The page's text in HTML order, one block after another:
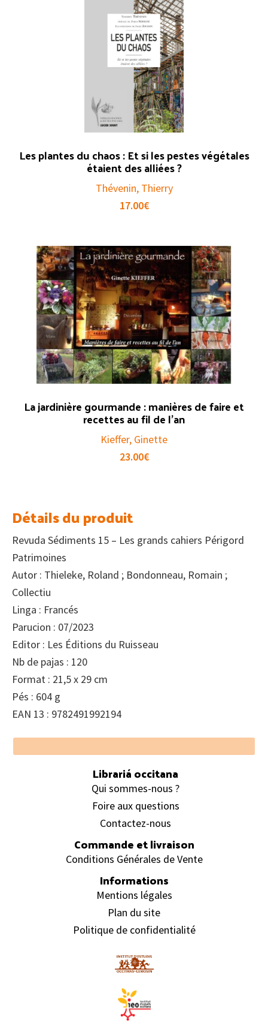
Les plantes du chaos : Et si les pestes végétales
étaient des alliées ?
Thévenin, Thierry
17.00€
La jardinière gourmande : manières de faire et
recettes au fil de l’an
Kieffer, Ginette
23.00€
Détails du produit
Revuda Sédiments 15 – Les grands cahiers Périgord
Patrimoines
Autor : Thieleke, Roland ; Bondonneau, Romain ;
Collectiu
Linga : Francés
Parucion : 07/2023
Editor : Les Éditions du Ruisseau
Nb de pajas : 120
Format : 21,5 x 29 cm
Pés : 604 g
EAN 13 : 9782491992194
Footer
Librariá occitana
Qui sommes-nous ?
Foire aux questions
Contactez-nous
Commande et livraison
Conditions Générales de Vente
Informations
Mentions légales
Plan du site
Politique de confidentialité